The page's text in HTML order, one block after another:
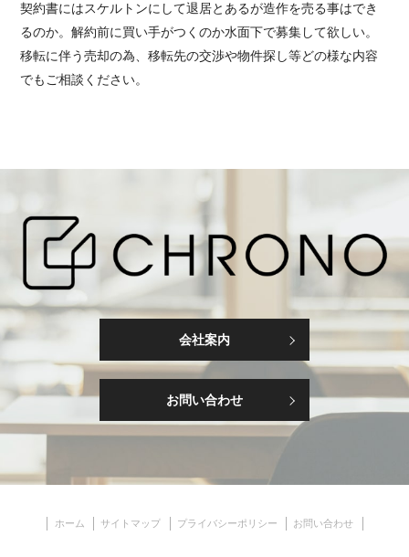
契約書にはスケルトンにして退居とあるが造作を売る事はでき
るのか。解約前に買い手がつくのか水面下で募集して欲しい。
移転に伴う売却の為、移転先の交渉や物件探し等どの様な内容
でもご相談ください。
会社案内
お問い合わせ
ホーム サイトマップ プライバシーポリシー お問い合わせ